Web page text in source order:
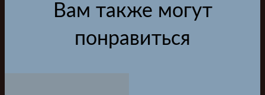
Вам также могут
понравиться